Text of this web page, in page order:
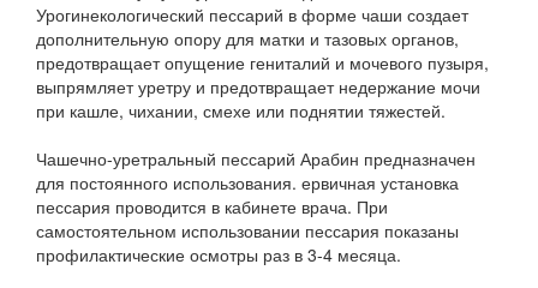
Урогинекологический пессарий в форме чаши создает
дополнительную опору для матки и тазовых органов,
предотвращает опущение гениталий и мочевого пузыря,
выпрямляет уретру и предотвращает недержание мочи
при кашле, чихании, смехе или поднятии тяжестей.
Чашечно-уретральный пессарий Арабин предназначен
для постоянного использования. ервичная установка
пессария проводится в кабинете врача. При
самостоятельном использовании пессария показаны
профилактические осмотры раз в 3-4 месяца.